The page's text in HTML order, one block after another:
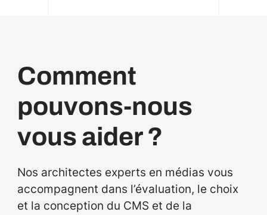
Comment
pouvons-nous
vous aider ?
Nos architectes experts en médias vous
accompagnent dans l’évaluation, le choix
et la conception du CMS et de la